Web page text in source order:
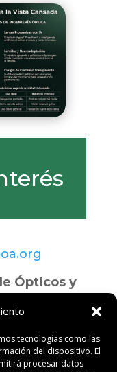
tecnologías como las
del dispositivo. El
procesar datos
Ópticos y